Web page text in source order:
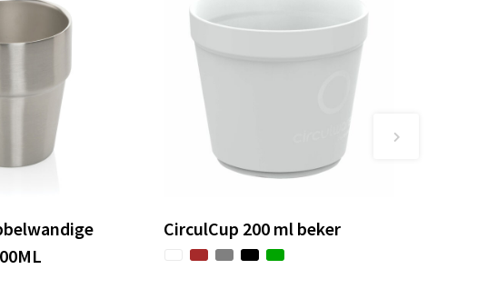
CirculCup 200 ml beker